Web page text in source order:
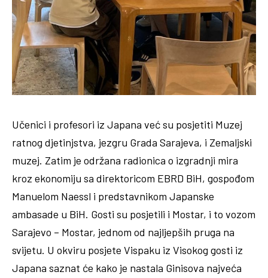
Učenici i profesori iz Japana već su posjetiti Muzej
ratnog djetinjstva, jezgru Grada Sarajeva, i Zemaljski
muzej. Zatim je održana radionica o izgradnji mira
kroz ekonomiju sa direktoricom EBRD BiH, gospođom
Manuelom Naessl i predstavnikom Japanske
ambasade u BiH. Gosti su posjetili i Mostar, i to vozom
Sarajevo – Mostar, jednom od najljepših pruga na
svijetu. U okviru posjete Vispaku iz Visokog gosti iz
Japana saznat će kako je nastala Ginisova najveća